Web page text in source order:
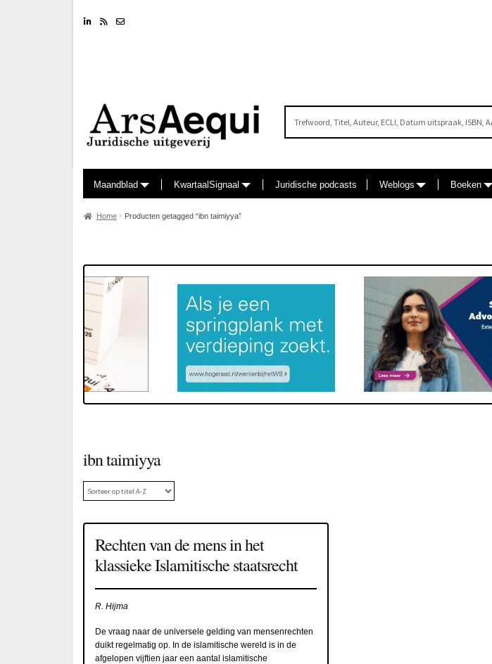
LinkedinRSS feed
Maandblad KwartaalSignaal Juridische podcasts Weblogs Boeken
Home Producten getagged “ibn taimiyya”
ibn taimiyya
Rechten van de mens in het
klassieke Islamitische staatsrecht
R. Hijma
De vraag naar de universele gelding van mensenrechten
duikt regelmatig op. In de islamitische wereld is in de
afgelopen vijftien jaar een aantal islamitische